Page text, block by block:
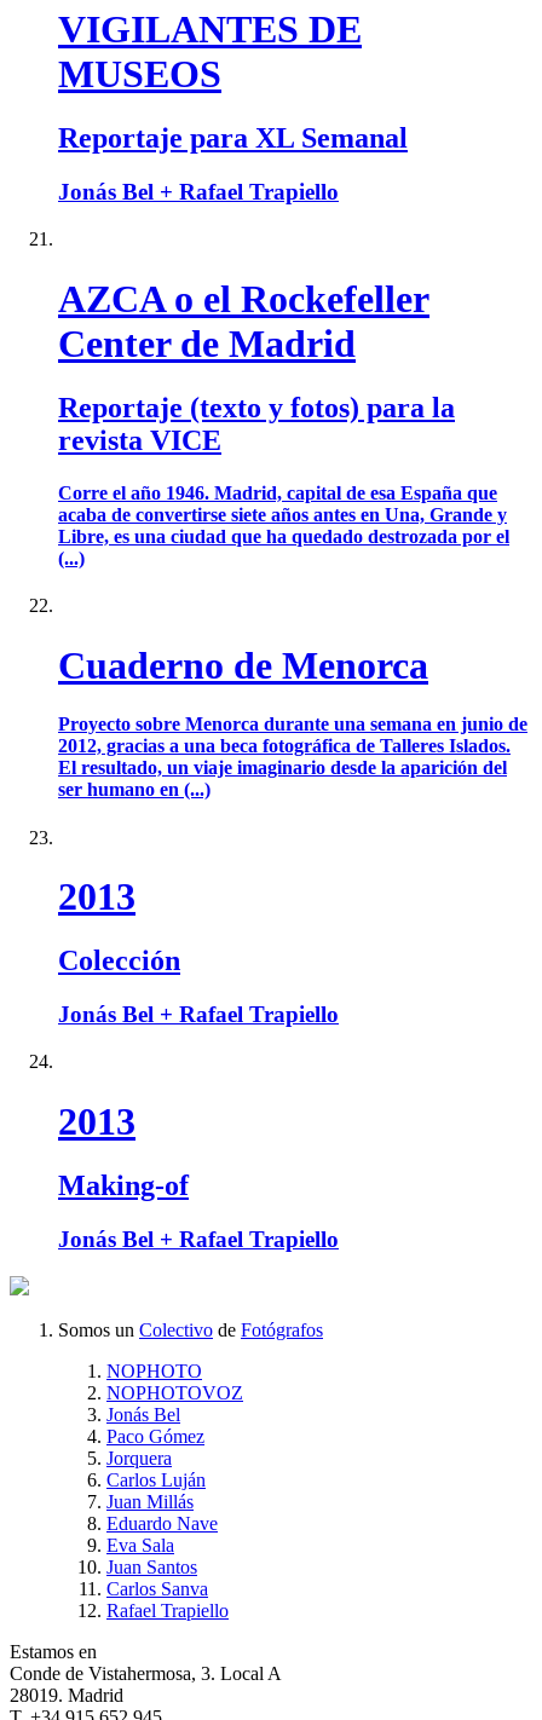
VIGILANTES DE
MUSEOS
Reportaje para XL Semanal
Jonás Bel + Rafael Trapiello
AZCA o el Rockefeller
Center de Madrid
Reportaje (texto y fotos) para la
revista VICE
Corre el año 1946. Madrid, capital de esa España que
acaba de convertirse siete años antes en Una, Grande y
Libre, es una ciudad que ha quedado destrozada por el
(...)
Cuaderno de Menorca
Proyecto sobre Menorca durante una semana en junio de
2012, gracias a una beca fotográfica de Talleres Islados.
El resultado, un viaje imaginario desde la aparición del
ser humano en (...)
2013
Colección
Jonás Bel + Rafael Trapiello
2013
Making-of
Jonás Bel + Rafael Trapiello
Somos un Colectivo de Fotógrafos
NOPHOTO
NOPHOTOVOZ
Jonás Bel
Paco Gómez
Jorquera
Carlos Luján
Juan Millás
Eduardo Nave
Eva Sala
Juan Santos
Carlos Sanva
Rafael Trapiello
Estamos en
Conde de Vistahermosa, 3. Local A
28019. Madrid